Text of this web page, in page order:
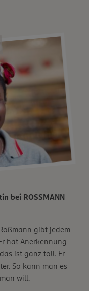
bei ROSSMANN
gibt jedem
hat Anerkennung
ist ganz toll. Er
So kann man es
will.